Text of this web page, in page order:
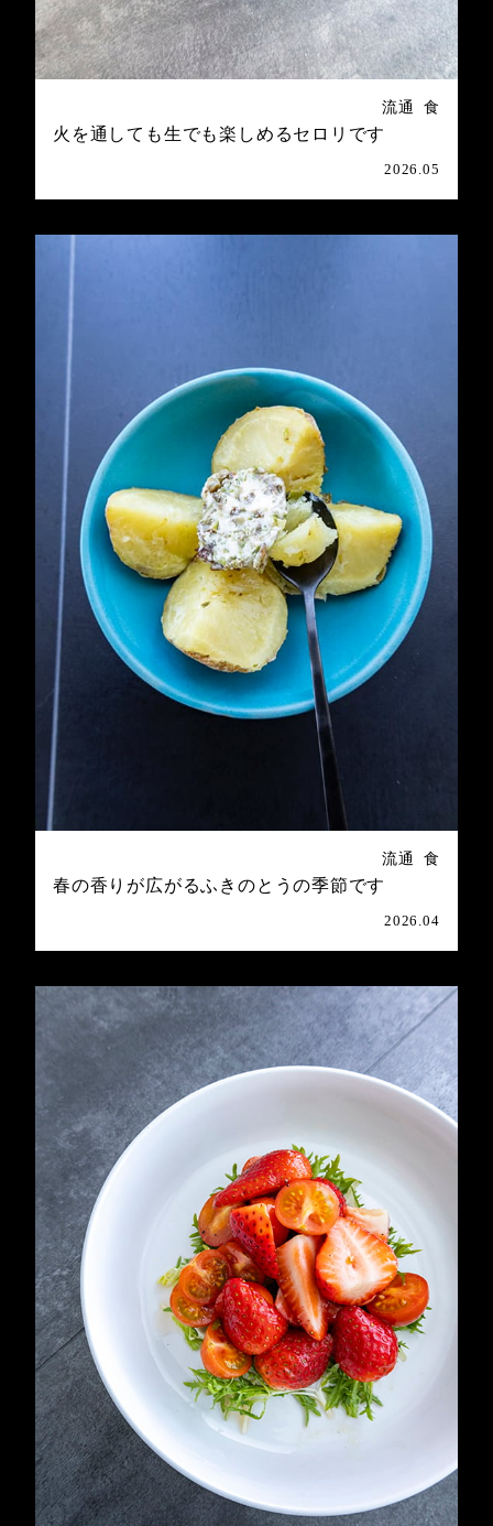
流通 食
火を通しても生でも楽しめるセロリです
2026.05
流通 食
春の香りが広がるふきのとうの季節です
2026.04